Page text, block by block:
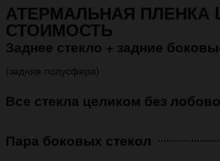
АТЕРМАЛЬНАЯ ПЛЕНКА
СТОИМОСТЬ
Заднее стекло + задние
(задняя полусфера)
Все стекла целиком без
Пара боковых стекол